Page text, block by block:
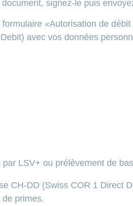
signez-le puis
«Autorisation de
avec vos données
LSV+ ou prélèvement de
CH-DD (Swiss COR 1 Direct
primes.